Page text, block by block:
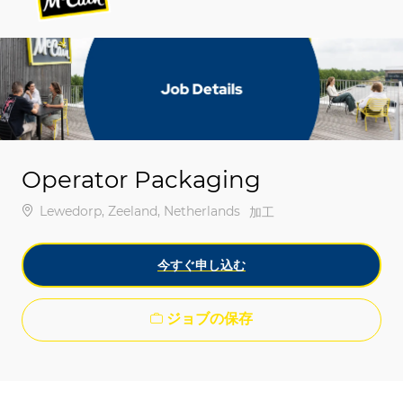
-
-
Operator Packaging
場所Lewedorp, Zeeland, Netherlands カテゴリ
加工
今すぐ申し込む
ジョブの保存